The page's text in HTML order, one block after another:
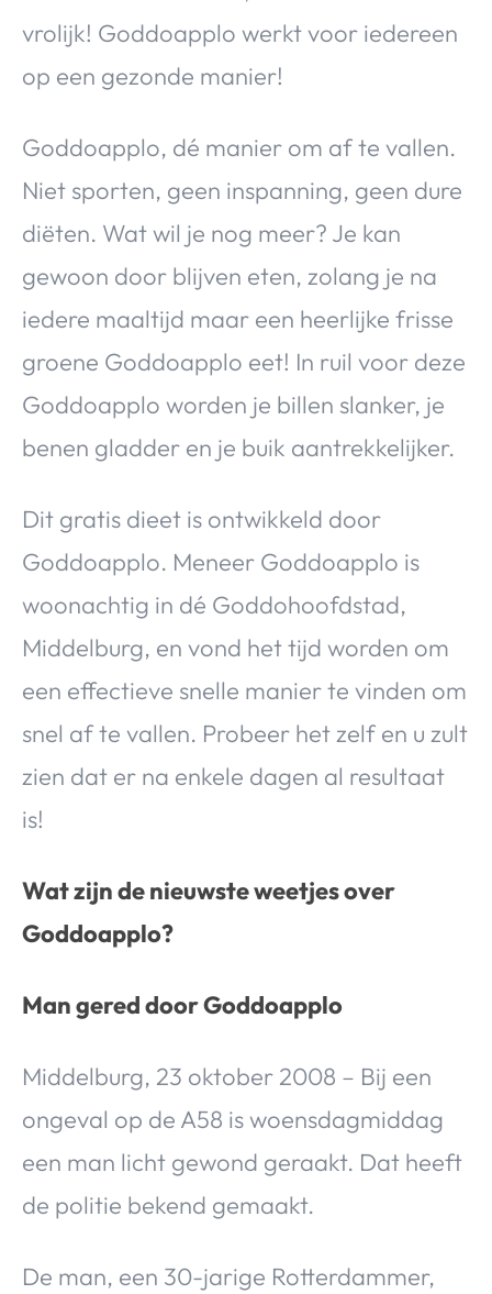
vrolijk! Goddoapplo werkt voor iedereen
op een gezonde manier!
Goddoapplo, dé manier om af te vallen.
Niet sporten, geen inspanning, geen dure
diëten. Wat wil je nog meer? Je kan
gewoon door blijven eten, zolang je na
iedere maaltijd maar een heerlijke frisse
groene Goddoapplo eet! In ruil voor deze
Goddoapplo worden je billen slanker, je
benen gladder en je buik aantrekkelijker.
Dit gratis dieet is ontwikkeld door
Goddoapplo. Meneer Goddoapplo is
woonachtig in dé Goddohoofdstad,
Middelburg, en vond het tijd worden om
een effectieve snelle manier te vinden om
snel af te vallen. Probeer het zelf en u zult
zien dat er na enkele dagen al resultaat
is!
Wat zijn de nieuwste weetjes over
Goddoapplo?
Man gered door Goddoapplo
Middelburg, 23 oktober 2008 – Bij een
ongeval op de A58 is woensdagmiddag
een man licht gewond geraakt. Dat heeft
de politie bekend gemaakt.
De man, een 30-jarige Rotterdammer,